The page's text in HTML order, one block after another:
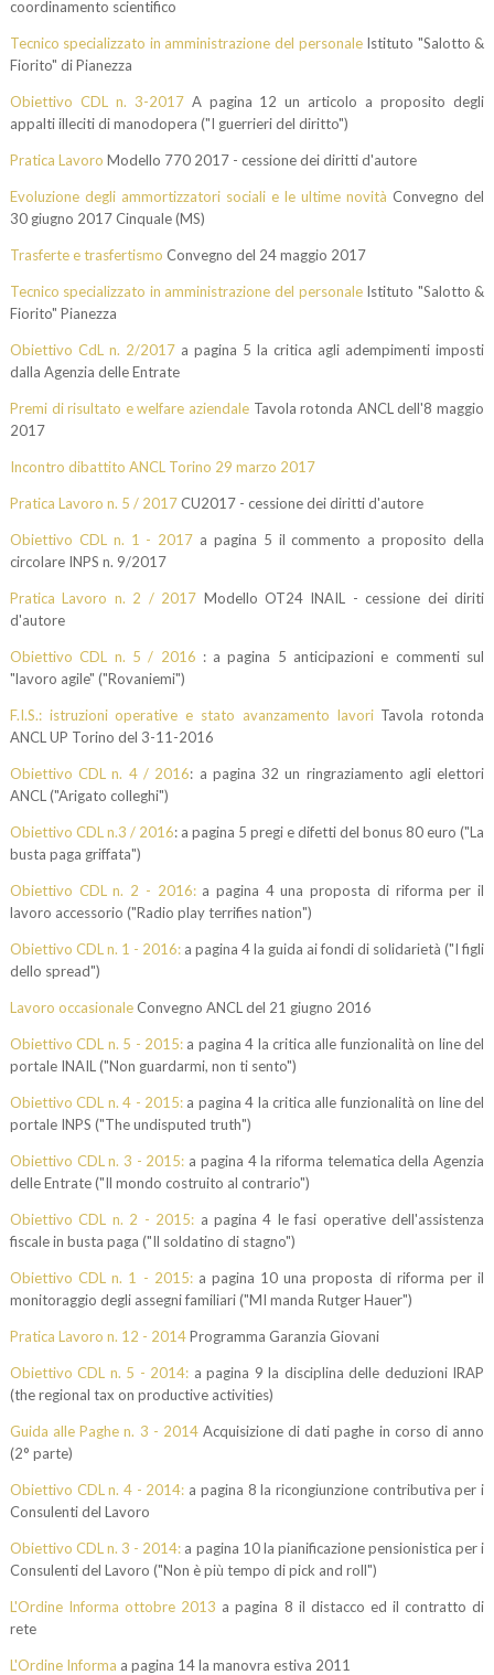
coordinamento scientifico
Tecnico specializzato in amministrazione del personaleIstituto "Salotto &
Fiorito" di Pianezza
Obiettivo CDL n. 3-2017A pagina 12 un articolo a proposito degli
appalti illeciti di manodopera ("I guerrieri del diritto")
Pratica Lavoro Modello 770 2017 - cessione dei diritti d'autore
Evoluzione degli ammortizzatori sociali e le ultime novità Convegno del
30 giugno 2017 Cinquale (MS)
Trasferte e trasfertismo Convegno del 24 maggio 2017
Tecnico specializzato in amministrazione del personaleIstituto "Salotto &
Fiorito" Pianezza
Obiettivo CdL n. 2/2017a pagina 5 la critica agli adempimenti imposti
dalla Agenzia delle Entrate
Premi di risultato e welfare aziendale Tavola rotonda ANCL dell'8 maggio
2017
Incontro dibattito ANCL Torino 29 marzo 2017
Pratica Lavoro n. 5 / 2017CU2017 - cessione dei diritti d'autore
Obiettivo CDL n. 1 - 2017 a pagina 5 il commento a proposito della
circolare INPS n. 9/2017
Pratica Lavoro n. 2 / 2017 Modello OT24 INAIL - cessione dei diriti
d'autore
Obiettivo CDL n. 5 / 2016 : a pagina 5 anticipazioni e commenti sul
"lavoro agile" ("Rovaniemi")
F.I.S.: istruzioni operative e stato avanzamento lavoriTavola rotonda
ANCL UP Torino del 3-11-2016
Obiettivo CDL n. 4 / 2016: a pagina 32 un ringraziamento agli elettori
ANCL ("Arigato colleghi")
Obiettivo CDL n.3 / 2016: a pagina 5 pregi e difetti del bonus 80 euro ("La
busta paga griffata")
Obiettivo CDL n. 2 - 2016:a pagina 4 una proposta di riforma per il
lavoro accessorio ("Radio play terrifies nation")
Obiettivo CDL n. 1 - 2016:a pagina 4 la guida ai fondi di solidarietà ("I figli
dello spread")
Lavoro occasionaleConvegno ANCL del 21 giugno 2016
Obiettivo CDL n. 5 - 2015:a pagina 4 la critica alle funzionalità on line del
portale INAIL ("Non guardarmi, non ti sento")
Obiettivo CDL n. 4 - 2015:a pagina 4 la critica alle funzionalità on line del
portale INPS ("The undisputed truth")
Obiettivo CDL n. 3 - 2015: a pagina 4 la riforma telematica della Agenzia
delle Entrate ("Il mondo costruito al contrario")
Obiettivo CDL n. 2 - 2015: a pagina 4 le fasi operative dell'assistenza
fiscale in busta paga ("Il soldatino di stagno")
Obiettivo CDL n. 1 - 2015:a pagina 10 una proposta di riforma per il
monitoraggio degli assegni familiari ("MI manda Rutger Hauer")
Pratica Lavoro n. 12 - 2014Programma Garanzia Giovani
Obiettivo CDL n. 5 - 2014: a pagina 9 la disciplina delle deduzioni IRAP
(the regional tax on productive activities)
Guida alle Paghe n. 3 - 2014Acquisizione di dati paghe in corso di anno
(2° parte)
Obiettivo CDL n. 4 - 2014: a pagina 8 la ricongiunzione contributiva per i
Consulenti del Lavoro
Obiettivo CDL n. 3 - 2014: a pagina 10 la pianificazione pensionistica per i
Consulenti del Lavoro ("Non è più tempo di pick and roll")
L'Ordine Informa ottobre 2013 a pagina 8 il distacco ed il contratto di
rete
L'Ordine Informa a pagina 14 la manovra estiva 2011